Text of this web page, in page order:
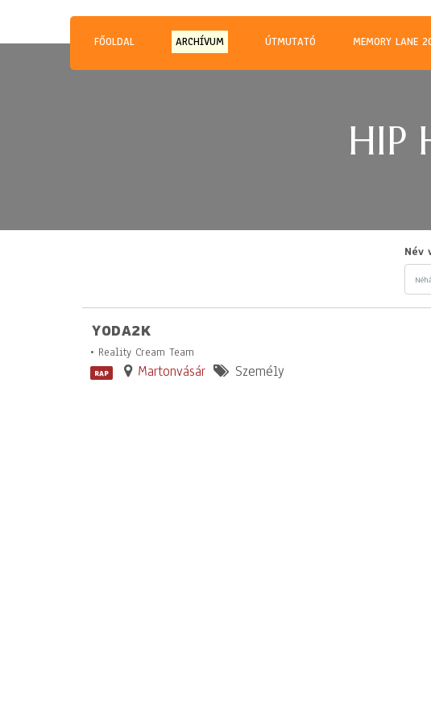
Magyar Hip Hop Archívum
Magyarország
FŐOLDAL ARCHÍVUM ÚTMUTATÓ MEMORY LANE
HIP
Név
YODA2K
• Reality Cream Team
RAP Martonvásár Személy